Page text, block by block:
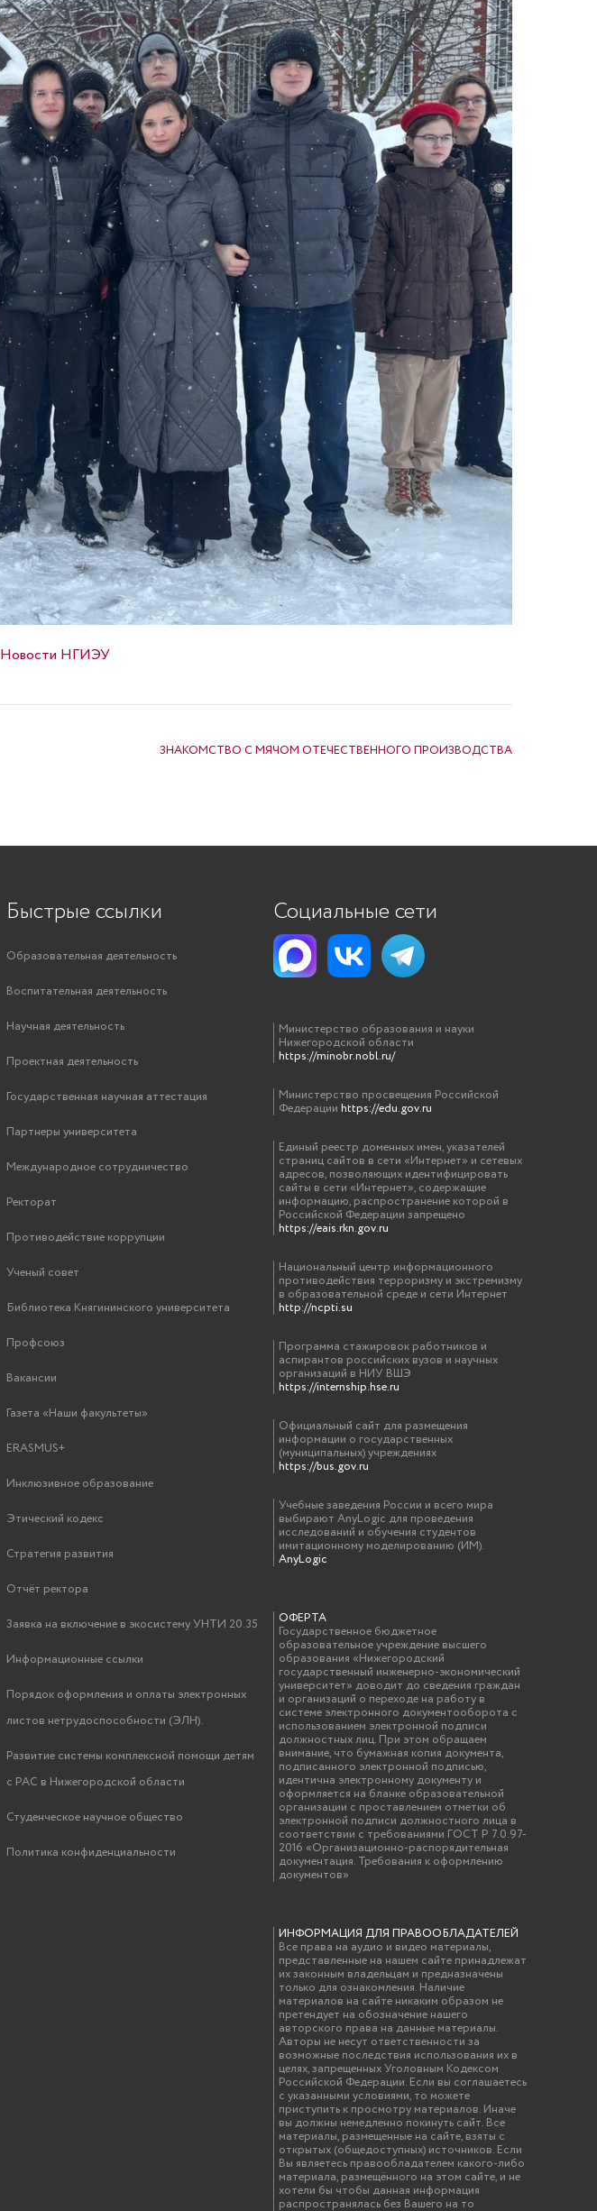
Новости НГИЭУ
ЗНАКОМСТВО С МЯЧОМ ОТЕЧЕСТВЕННОГО ПРОИЗВОДСТВА
Быстрые ссылки
Образовательная деятельность
Воспитательная деятельность
Научная деятельность
Проектная деятельность
Государственная научная аттестация
Партнеры университета
Международное сотрудничество
Ректорат
Противодействие коррупции
Ученый совет
Библиотека Княгининского университета
Профсоюз
Вакансии
Газета «Наши факультеты»
ERASMUS+
Инклюзивное образование
Этический кодекс
Стратегия развития
Отчёт ректора
Заявка на включение в экосистему УНТИ 20.35
Информационные ссылки
Порядок оформления и оплаты электронных
листов нетрудоспособности (ЭЛН).
Развитие системы комплексной помощи детям
с РАС в Нижегородской области
Студенческое научное общество
Политика конфиденциальности
Социальные сети
Министерство образования и науки
Нижегородской области
https://minobr.nobl.ru/
Министерство просвещения Российской
Федерации https://edu.gov.ru
Единый реестр доменных имен, указателей
страниц сайтов в сети «Интернет» и сетевых
адресов, позволяющих идентифицировать
сайты в сети «Интернет», содержащие
информацию, распространение которой в
Российской Федерации запрещено
https://eais.rkn.gov.ru
Национальный центр информационного
противодействия терроризму и экстремизму
в образовательной среде и сети Интернет
http://ncpti.su
Программа стажировок работников и
аспирантов российских вузов и научных
организаций в НИУ ВШЭ
https://internship.hse.ru
Официальный сайт для размещения
информации о государственных
(муниципальных) учреждениях
https://bus.gov.ru
Учебные заведения России и всего мира
выбирают AnyLogic для проведения
исследований и обучения студентов
имитационному моделированию (ИМ).
AnyLogic
ОФЕРТА
Государственное бюджетное
образовательное учреждение высшего
образования «Нижегородский
государственный инженерно-экономический
университет» доводит до сведения граждан
и организаций о переходе на работу в
системе электронного документооборота с
использованием электронной подписи
должностных лиц. При этом обращаем
внимание, что бумажная копия документа,
подписанного электронной подписью,
идентична электронному документу и
оформляется на бланке образовательной
организации с проставлением отметки об
электронной подписи должностного лица в
соответствии с требованиями ГОСТ Р 7.0.97-
2016 «Организационно-распорядительная
документация. Требования к оформлению
документов»
ИНФОРМАЦИЯ ДЛЯ ПРАВООБЛАДАТЕЛЕЙ
Все права на аудио и видео материалы,
представленные на нашем сайте принадлежат
их законным владельцам и предназначены
только для ознакомления. Наличие
материалов на сайте никаким образом не
претендует на обозначение нашего
авторского права на данные материалы.
Авторы не несут ответственности за
возможные последствия использования их в
целях, запрещенных Уголовным Кодексом
Российской Федерации. Если вы соглашаетесь
с указанными условиями, то можете
приступить к просмотру материалов. Иначе
вы должны немедленно покинуть сайт. Все
материалы, размещенные на сайте, взяты с
открытых (общедоступных) источников. Если
Вы являетесь правообладателем какого-либо
материала, размещённого на этом сайте, и не
хотели бы чтобы данная информация
распространялась без Вашего на то